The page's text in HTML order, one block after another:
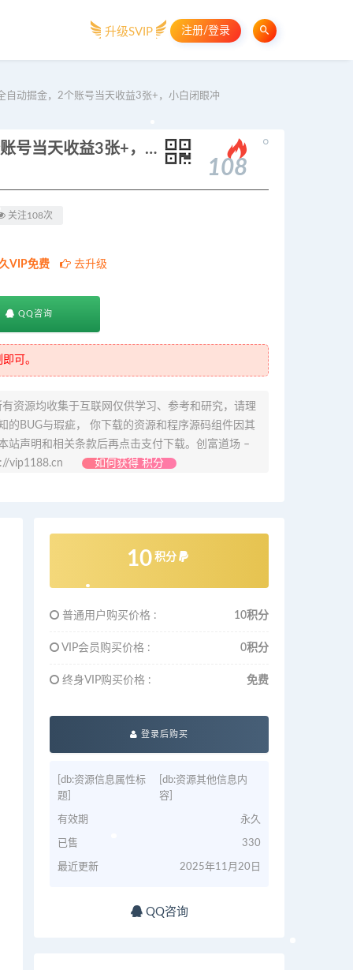
升级SVIP 注册/登录
动掘金，2个账号当天收益3张+，小白闭眼冲
3分钟上手！0门槛做京东蓝海全自动掘金，2个账号当天收益3张+，小白闭眼冲
108
。
关注108次
VIP免费 去升级
QQ咨询
可。
资源均收集于互联网仅供学习、参考和研究，请理
的BUG与瑕疵， 你下载的资源和程序源码组件因其
站声明和相关条款后再点击支付下载。创富道场 –
vip1188.cn
如何获得 积分
10 积分
普通用户购买价格 : 10积分
VIP会员购买价格 : 0积分
终身VIP购买价格 : 免费
登录后购买
[db:资源信息属性标
题]
[db:资源其他信息内
容]
有效期 永久
已售 330
最近更新 2025年11月20日
QQ咨询